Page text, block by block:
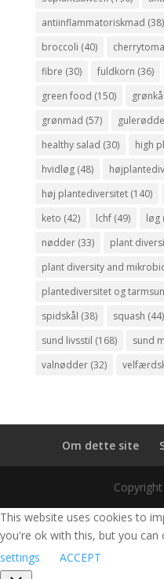
antiinflammatoriskmad (38)
broccoli (40)
fibre (30) fuldkorn (36)
green food (150) grønkål
grønmad (57)
healthy salad (30) high
hvidløg(48)
høj plantediversitet(140)
keto (42) lchf(49) løg
nødder(33) plant
plant diversity and
plantediversitet og
spidskål (38) squash (44)
sund livsstil (168) sund
valnødder(32)
Om dette site
This website uses cookies to
you're ok with this, but you can
settings
ACCEPT